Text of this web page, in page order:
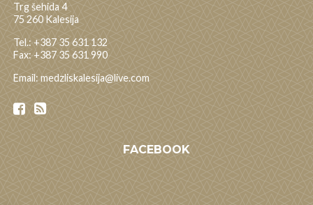
Trg šehida 4
75 260 Kalesija
Tel.: +387 35 631 132
Fax: +387 35 631 990
Email: medzliskalesija@live.com
FACEBOOK